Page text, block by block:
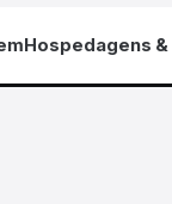
Hospedagens